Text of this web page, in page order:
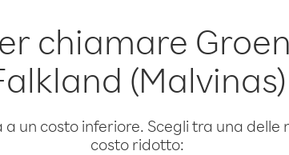
chiamare
(Malvinas)
un costo inferiore. Scegli tra una delle
costo ridotto: